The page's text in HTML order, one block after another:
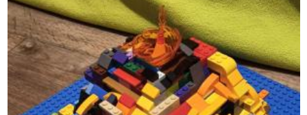
ho domů vrátit pomohou.
Rodina je šťastná, že tátu doma mají,
děti ho obejmou a pusou vítají.